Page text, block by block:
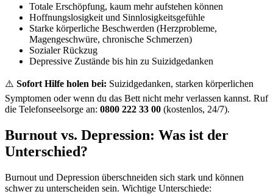
Totale Erschöpfung, kaum mehr aufstehen können
Hoffnungslosigkeit und Sinnlosigkeitsgefühle
Starke körperliche Beschwerden (Herzprobleme,
Magengeschwüre, chronische Schmerzen)
Sozialer Rückzug
Depressive Zustände bis hin zu Suizidgedanken
⚠️ Sofort Hilfe holen bei: Suizidgedanken, starken körperlichen
Symptomen oder wenn du das Bett nicht mehr verlassen kannst. Ruf
die Telefonseelsorge an: 0800 222 33 00 (kostenlos, 24/7).
Burnout vs. Depression: Was ist der
Unterschied?
Burnout und Depression überschneiden sich stark und können
schwer zu unterscheiden sein. Wichtige Unterschiede: